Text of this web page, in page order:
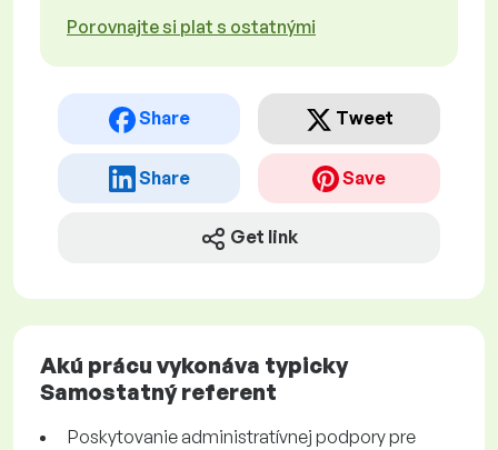
Porovnajte si plat s ostatnými
Share Tweet
Share Save
Get link
Akú prácu vykonáva typicky
Samostatný referent
Poskytovanie administratívnej podpory pre